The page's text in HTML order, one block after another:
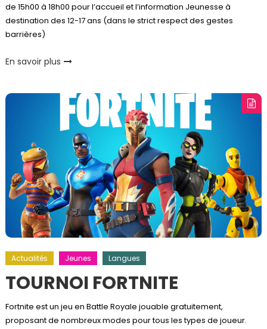
de 15h00 à 18h00 pour l’accueil et l’information Jeunesse à
destination des 12-17 ans (dans le strict respect des gestes
barrières)
En savoir plus
Actualités Jeunes Langues
TOURNOI FORTNITE
Fortnite est un jeu en Battle Royale jouable gratuitement,
proposant de nombreux modes pour tous les types de joueur.